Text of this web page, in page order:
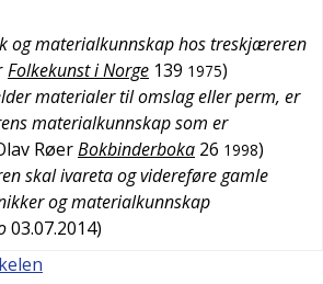
og materialkunnskap hos treskjæreren
Folkekunst i Norge 139 1975)
materialer til omslag eller perm, er
materialkunnskap som er
RøerBokbinderboka 26 1998)
skal ivareta og videreføre gamle
og materialkunnskap
03.07.2014)